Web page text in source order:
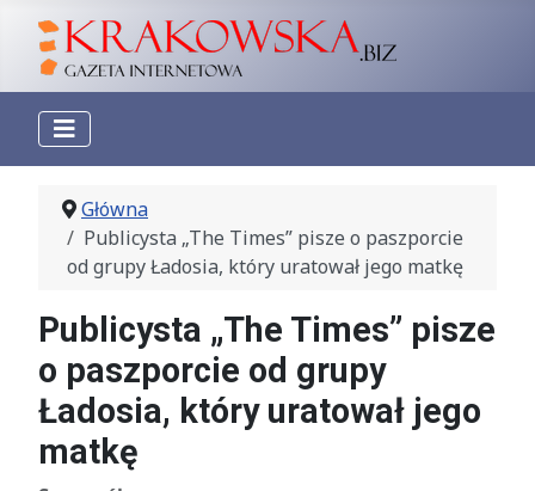
Główna
Publicysta „The Times” pisze o paszporcie
od grupy Ładosia, który uratował jego matkę
Publicysta „The Times” pisze
o paszporcie od grupy
Ładosia, który uratował jego
matkę